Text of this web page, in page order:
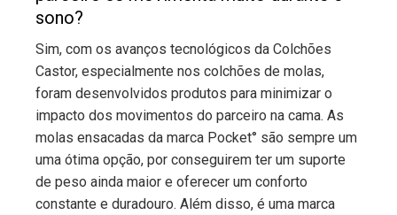
sono?
Sim, com os avanços tecnológicos da Colchões
Castor, especialmente nos colchões de molas,
foram desenvolvidos produtos para minimizar o
impacto dos movimentos do parceiro na cama. As
molas ensacadas da marca Pocket° são sempre um
uma ótima opção, por conseguirem ter um suporte
de peso ainda maior e oferecer um conforto
constante e duradouro. Além disso, é uma marca